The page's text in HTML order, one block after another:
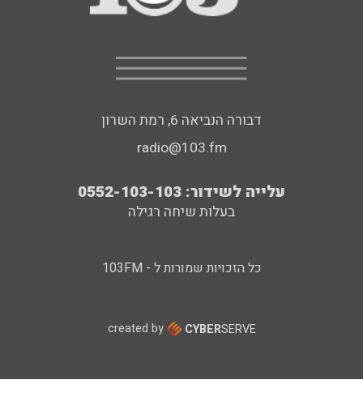
דבורה הנביאה 6, רמת השרון
radio@103.fm
עלייה לשידור: 0552-103-103
בעלות שיחה רגילה
כל הזכויות שמורות ל - 103FM
created by CYBERSERVE